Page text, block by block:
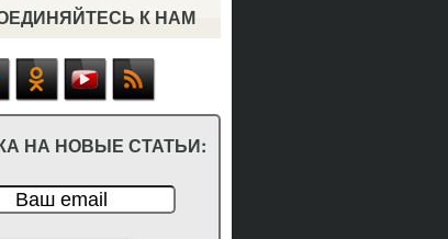
К НАМ
НА НОВЫЕ СТАТЬИ: